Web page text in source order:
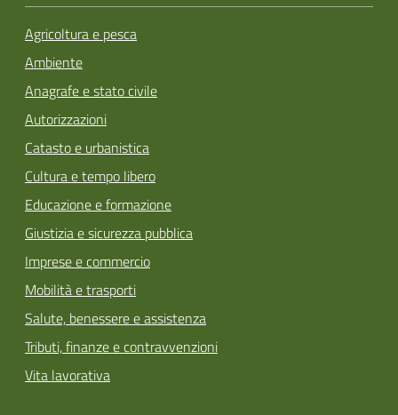
Agricoltura e pesca
Ambiente
Anagrafe e stato civile
Autorizzazioni
Catasto e urbanistica
Cultura e tempo libero
Educazione e formazione
Giustizia e sicurezza pubblica
Imprese e commercio
Mobilità e trasporti
Salute, benessere e assistenza
Tributi, finanze e contravvenzioni
Vita lavorativa